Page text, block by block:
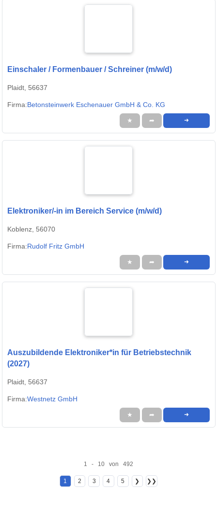
Einschaler / Formenbauer / Schreiner (m/w/d)
Plaidt, 56637
Firma:Betonsteinwerk Eschenauer GmbH & Co. KG
★ ➦ ➜
Elektroniker/-in im Bereich Service (m/w/d)
Koblenz, 56070
Firma:Rudolf Fritz GmbH
★ ➦ ➜
Auszubildende Elektroniker*in für Betriebstechnik
(2027)
Plaidt, 56637
Firma:Westnetz GmbH
★ ➦ ➜
1 - 10 von 492
1 2 3 4 5 ❯ ❯❯